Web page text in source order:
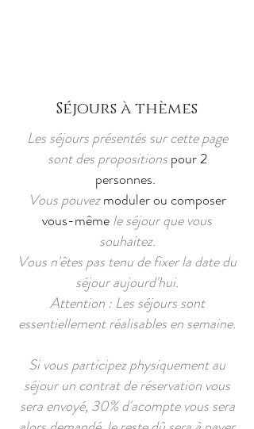
Séjours à thèmes
Les séjours présentés sur cette page
sont des propositionspour 2
personnes.
Vous pouvezmoduler ou composer
vous-mêmele séjour que vous
souhaitez.
Vous n'êtes pas tenu de fixer la date du
séjour aujourd'hui.
Attention : Les séjours sont
essentiellement réalisables en semaine.
Si vous participez physiquement au
séjour un contrat de réservation vous
sera envoyé, 30% d'acompte vous sera